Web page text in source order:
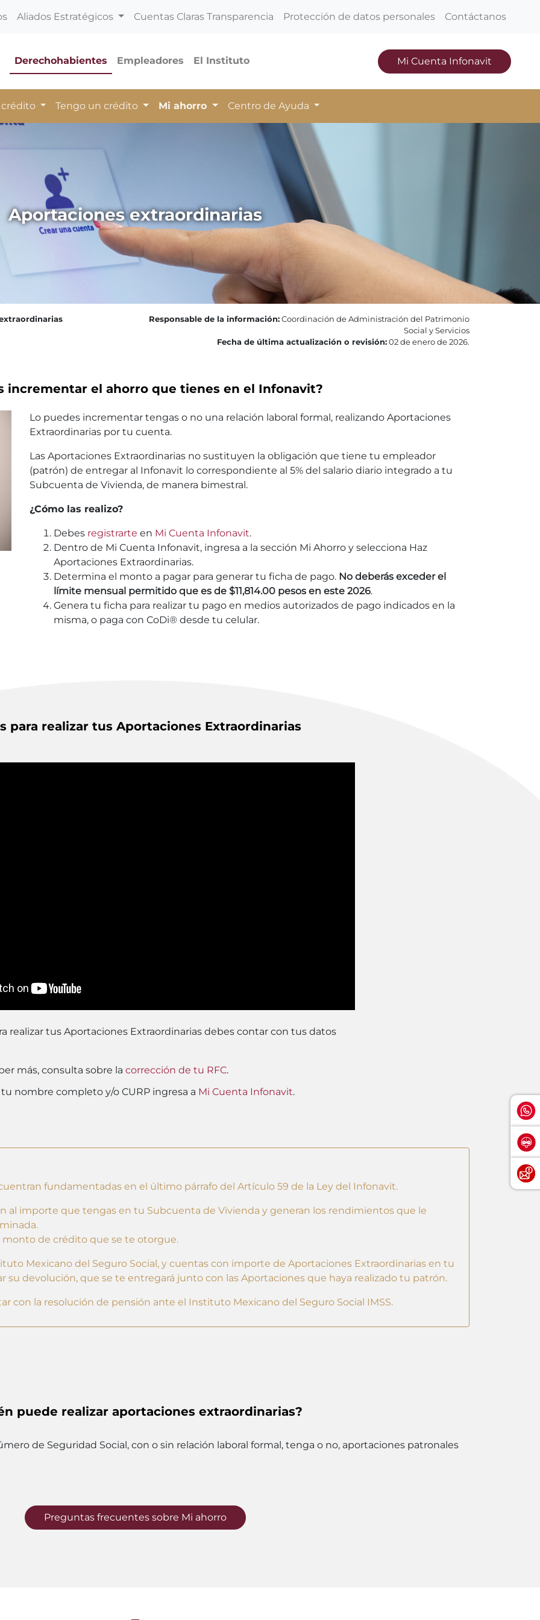
Aliados Estratégicos Cuentas Claras Transparencia Protección de datos personales Contáctanos
Derechohabientes Empleadores El Instituto Mi Cuenta Infonavit
Tengo un crédito Mi ahorro Centro de Ayuda
Aportaciones extraordinarias
Responsable de la información: Coordinación de Administración del Patrimonio
Social y Servicios
Fecha de última actualización o revisión: 02 de enero de 2026.
incrementar el ahorro que tienes en el Infonavit?
Lo puedes incrementar tengas o no una relación laboral formal, realizando Aportaciones
Extraordinarias por tu cuenta.
Las Aportaciones Extraordinarias no sustituyen la obligación que tiene tu empleador
(patrón) de entregar al Infonavit lo correspondiente al 5% del salario diario integrado a tu
Subcuenta de Vivienda, de manera bimestral.
¿Cómo las realizo?
Debes registrarte en Mi Cuenta Infonavit.
Dentro de Mi Cuenta Infonavit, ingresa a la sección Mi Ahorro y selecciona Haz
Aportaciones Extraordinarias.
Determina el monto a pagar para generar tu ficha de pago. No deberás exceder el
límite mensual permitido que es de $11,814.00 pesos en este 2026.
Genera tu ficha para realizar tu pago en medios autorizados de pago indicados en la
misma, o paga con CoDi® desde tu celular.
para realizar tus Aportaciones Extraordinarias
realizar tus Aportaciones Extraordinarias debes contar con tus datos
más, consulta sobre la corrección de tu RFC.
nombre completo y/o CURP ingresa a Mi Cuenta Infonavit.
fundamentadas en el último párrafo del Artículo 59 de la Ley del Infonavit.
al importe que tengas en tu Subcuenta de Vivienda y generan los rendimientos que le
monto de crédito que se te otorgue.
Mexicano del Seguro Social, y cuentas con importe de Aportaciones Extraordinarias en tu
su devolución, que se te entregará junto con las Aportaciones que haya realizado tu patrón.
con la resolución de pensión ante el Instituto Mexicano del Seguro Social IMSS.
puede realizar aportaciones extraordinarias?
de Seguridad Social, con o sin relación laboral formal, tenga o no, aportaciones patronales
Preguntas frecuentes sobre Mi ahorro